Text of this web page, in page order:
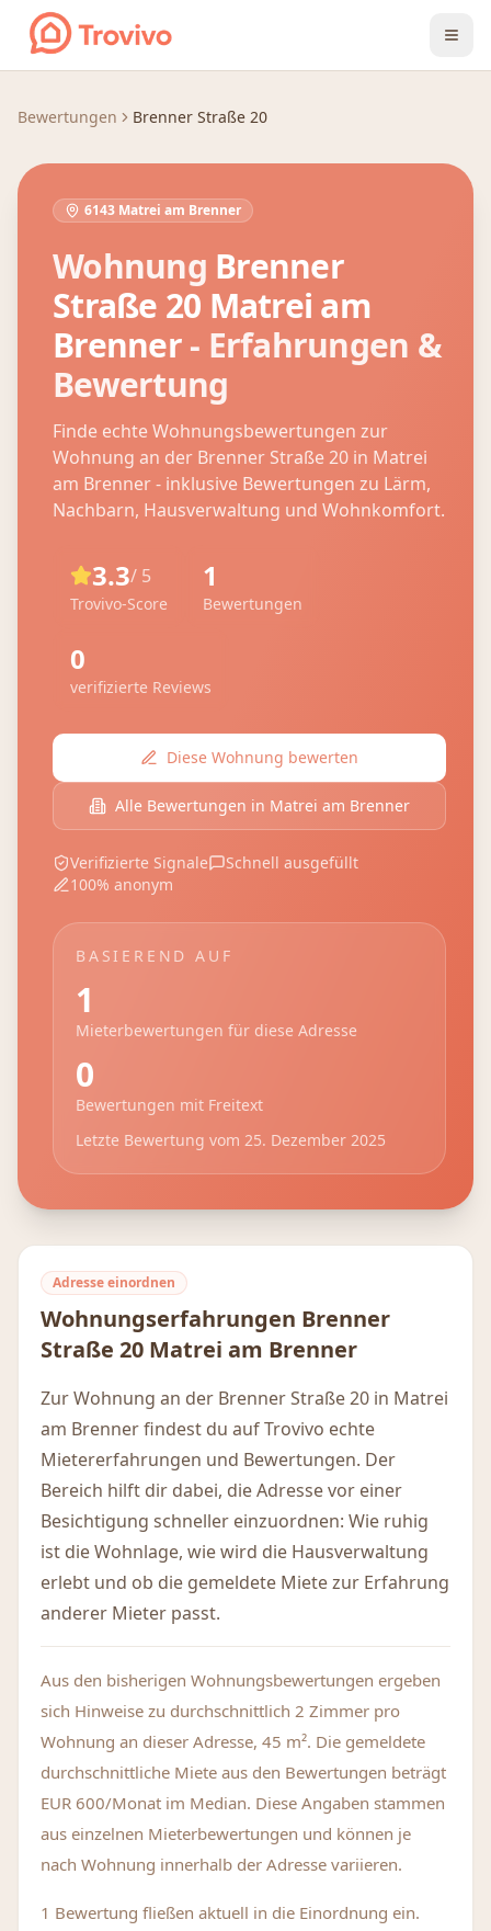
Zum Inhalt springen
Bewertungen Brenner Straße 20
6143 Matrei am Brenner
Wohnung Brenner
Straße 20 Matrei am
Brenner- Erfahrungen &
Bewertung
Finde echte Wohnungsbewertungen zur
Wohnung an der Brenner Straße 20 in Matrei
am Brenner- inklusive Bewertungen zu Lärm,
Nachbarn, Hausverwaltung und Wohnkomfort.
3.3/ 5
Trovivo-Score
1
Bewertungen
0
verifizierte Reviews
Diese Wohnung bewerten
Alle Bewertungen in Matrei am Brenner
Verifizierte Signale
Schnell ausgefüllt
100% anonym
BASIEREND AUF
1
Mieterbewertungen für diese Adresse
0
Bewertungen mit Freitext
Letzte Bewertung vom 25. Dezember 2025
Adresse einordnen
Wohnungserfahrungen Brenner
Straße 20 Matrei am Brenner
Zur Wohnung an der Brenner Straße 20 in Matrei
am Brenner findest du auf Trovivo echte
Mietererfahrungen und Bewertungen. Der
Bereich hilft dir dabei, die Adresse vor einer
Besichtigung schneller einzuordnen: Wie ruhig
ist die Wohnlage, wie wird die Hausverwaltung
erlebt und ob die gemeldete Miete zur Erfahrung
anderer Mieter passt.
Aus den bisherigen Wohnungsbewertungen ergeben
sich Hinweise zu durchschnittlich 2 Zimmer pro
Wohnung an dieser Adresse, 45 m². Die gemeldete
durchschnittliche Miete aus den Bewertungen beträgt
EUR 600/Monat im Median. Diese Angaben stammen
aus einzelnen Mieterbewertungen und können je
nach Wohnung innerhalb der Adresse variieren.
1 Bewertung fließen aktuell in die Einordnung ein.